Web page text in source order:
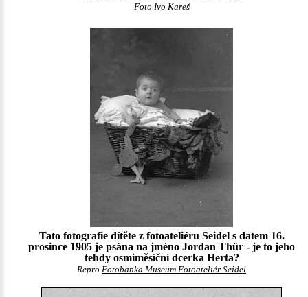
Foto Ivo Kareš
Tato fotografie dítěte z fotoateliéru Seidel s datem 16.
prosince 1905 je psána na jméno Jordan Thür - je to jeho
tehdy osmiměsíční dcerka Herta?
Repro Fotobanka Museum Fotoateliér Seidel